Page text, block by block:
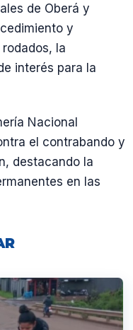
de Oberá y
y
la
interés para la
Nacional
el contrabando y
destacando la
en las